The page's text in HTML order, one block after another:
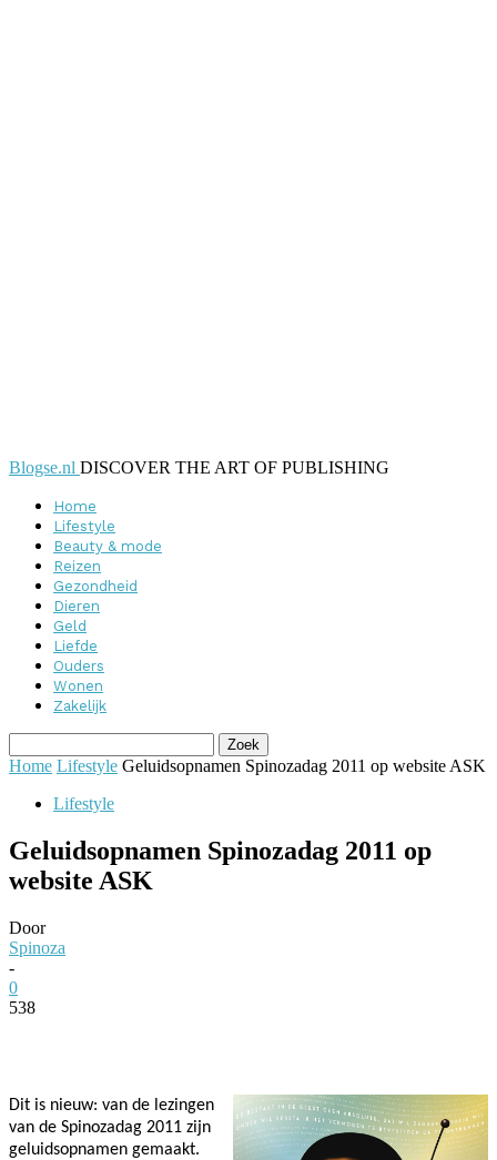
Blogse.nl DISCOVER THE ART OF PUBLISHING
Home
Lifestyle
Beauty & mode
Reizen
Gezondheid
Dieren
Geld
Liefde
Ouders
Wonen
Zakelijk
Home Lifestyle Geluidsopnamen Spinozadag 2011 op website ASK
Lifestyle
Geluidsopnamen Spinozadag 2011 op
website ASK
Door
Spinoza
-
0
538
Dit is nieuw: van de lezingen
van de Spinozadag 2011 zijn
geluidsopnamen gemaakt.